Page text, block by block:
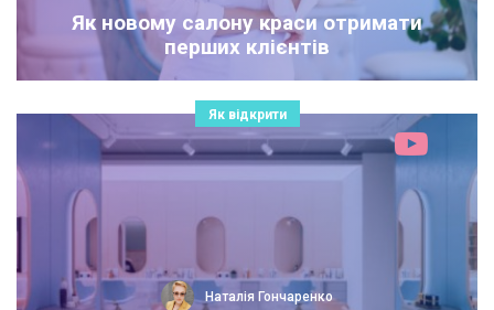
Як новому салону краси отримати
перших клієнтів
Як відкрити
Наталія Гончаренко